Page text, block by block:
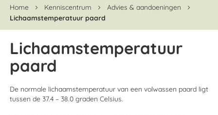
Home Kenniscentrum
Advies & aandoeningen
Lichaamstemperatuur paard
Lichaamstemperatuur
paard
De normale lichaamstemperatuur van een volwassen paard ligt
tussen de 37.4 – 38.0 graden Celsius.